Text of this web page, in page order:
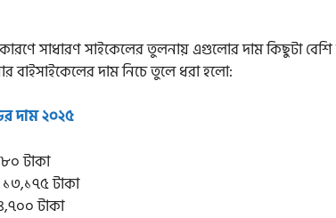
সাধারণ সাইকেলের তুলনায় এগুলোর দাম কিছুটা বেশি
বাইসাইকেলের দাম নিচে তুলে ধরা হলো:
দাম ২০২৫
টাকা
টাকা
টাকা